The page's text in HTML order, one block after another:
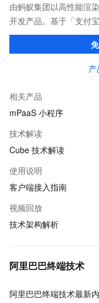
由蚂蚁集团以高性能渲
开发产品。基于「支付
户提升研发效率的同时
产
相关产品
mPaaS 小程序
技术解读
Cube 技术解读
使用说明
客户端接入指南
视频回放
技术架构解析
阿里巴巴终端技术
阿里巴巴终端技术最新